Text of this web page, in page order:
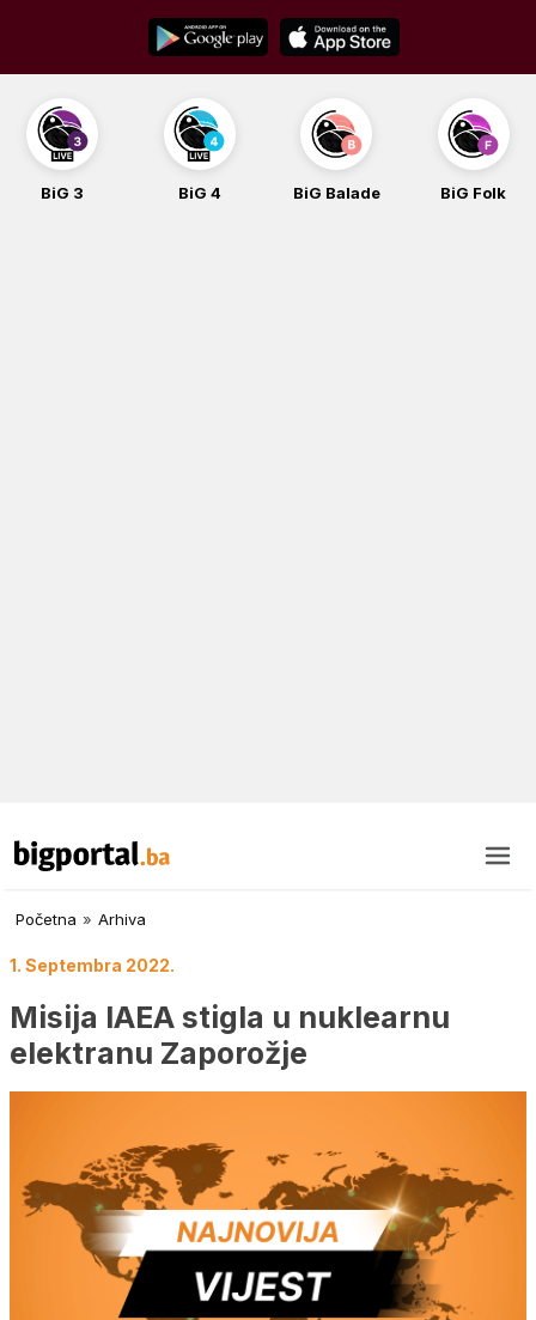
content
BiG 3 BiG 4 BiG Balade BiG Folk
Početna » Arhiva
1. Septembra 2022.
Misija IAEA stigla u nuklearnu
elektranu Zaporožje